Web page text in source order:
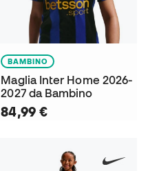
BAMBINO
Maglia Inter Home 2026-
2027 da Bambino
84,99 €